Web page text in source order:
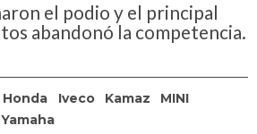
el podio y el principal
abandonó la competencia.
Honda Iveco Kamaz
MINI
Yamaha